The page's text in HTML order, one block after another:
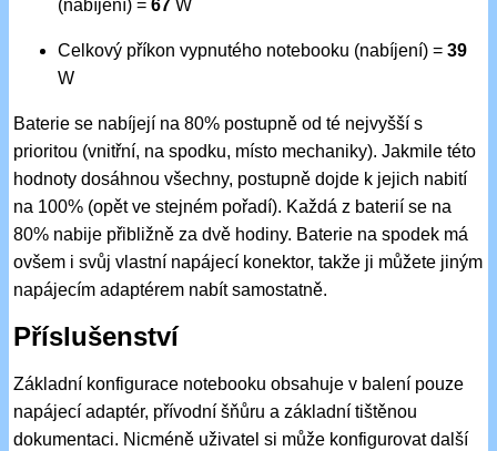
(nabíjení) =67 W
Celkový příkon vypnutého notebooku (nabíjení) =39
W
Baterie se nabíjejí na 80% postupně od té nejvyšší s
prioritou (vnitřní, na spodku, místo mechaniky). Jakmile této
hodnoty dosáhnou všechny, postupně dojde k jejich nabití
na 100% (opět ve stejném pořadí). Každá z baterií se na
80% nabije přibližně za dvě hodiny. Baterie na spodek má
ovšem i svůj vlastní napájecí konektor, takže ji můžete jiným
napájecím adaptérem nabít samostatně.
Příslušenství
Základní konfigurace notebooku obsahuje v balení pouze
napájecí adaptér, přívodní šňůru a základní tištěnou
dokumentaci. Nicméně uživatel si může konfigurovat další